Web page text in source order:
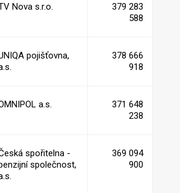
Nova s.r.o.
379 283
588
pojišťovna,
378 666
918
a.s.
371 648
238
spořitelna -
společnost,
369 094
900